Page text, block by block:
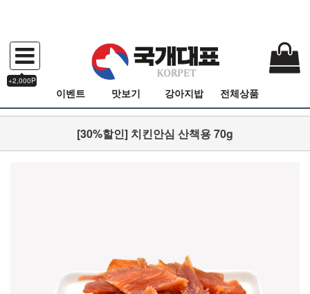
+2,000P
이벤트 맛보기 강아지밥 전체상품
[30%할인] 치킨안심 산책용 70g